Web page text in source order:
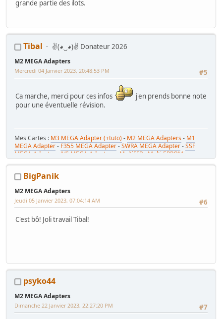
grande partie des ilots.
Tibal ✌(◕‿◕)✌ Donateur 2026
M2 MEGA Adapters
#5
Mercredi 04 Janvier 2023, 20:48:53 PM
Ca marche, merci pour ces infos
j'en prends bonne note
pour une éventuelle révision.
Mes Cartes : M3 MEGA Adapter (+tuto) - M2 MEGA Adapters- M1
MEGA Adapter- F355 MEGA Adapter-SWRA MEGA Adapter-SSF
MEGA Adapter
JVS MEGA Adapters
MultiFFB : Multi EPROM pour
RaceCab Multi sur Initial D
Mes WIP :Fast & Furious Super Bikes
Crisis 4 DX-Pole Position Upright
BigPanik
M2 MEGA Adapters
#6
Jeudi 05 Janvier 2023, 07:04:14 AM
C'est bô! Joli travail Tibal!
psyko44
M2 MEGA Adapters
#7
Dimanche 22 Janvier 2023, 22:27:20 PM